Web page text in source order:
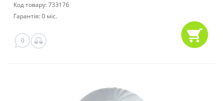
Код товару: 733176
Гарантія: 0 міс.
0